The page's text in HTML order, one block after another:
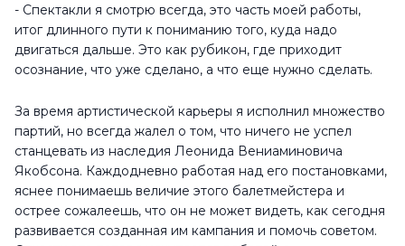
- Спектакли я смотрю всегда, это часть моей работы,
итог длинного пути к пониманию того, куда надо
двигаться дальше. Это как рубикон, где приходит
осознание, что уже сделано, а что еще нужно сделать.
За время артистической карьеры я исполнил множество
партий, но всегда жалел о том, что ничего не успел
станцевать из наследия Леонида Вениаминовича
Якобсона. Каждодневно работая над его постановками,
яснее понимаешь величие этого балетмейстера и
острее сожалеешь, что он не может видеть, как сегодня
развивается созданная им кампания и помочь советом.